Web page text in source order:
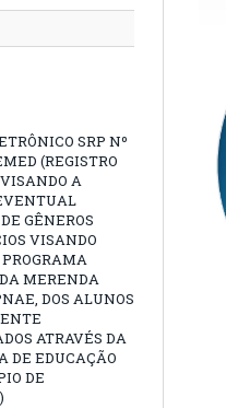
SRP Nº
(REGISTRO
A
GÊNEROS
VISANDO
MERENDA
DOS ALUNOS
ATRAVÉS DA
DE EDUCAÇÃO
DE